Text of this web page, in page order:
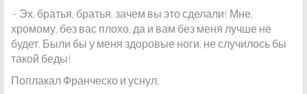
– Эх, братья, братья, зачем вы это сделали! Мне,
хромому, без вас плохо, да и вам без меня лучше не
будет. Были бы у меня здоровые ноги, не случилось бы
такой беды!
Поплакал Франческо и уснул.